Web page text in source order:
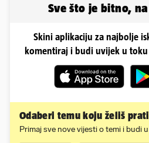
Sve što je bitno,
Skini aplikaciju za najbolje
komentiraj i budi uvijek u
Odaberi temu koju želiš
Primaj sve nove vijesti o temi i budi